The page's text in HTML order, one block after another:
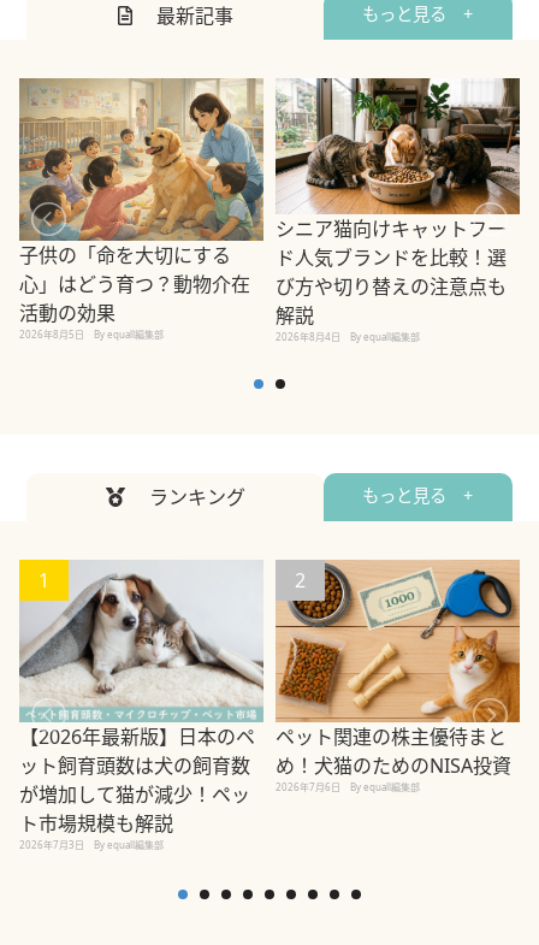
最新記事 もっと見る +
子供の「命を大切にする
心」はどう育つ？動物介在
活動の効果
2026年8月5日 By equall編集部
シニア猫向けキャットフー
ド人気ブランドを比較！選
び方や切り替えの注意点も
解説
2026年8月4日 By equall編集部
ランキング もっと見る +
1
【2026年最新版】日本のペ
ット飼育頭数は犬の飼育数
が増加して猫が減少！ペッ
ト市場規模も解説
2026年7月3日 By equall編集部
2
ペット関連の株主優待まと
め！犬猫のためのNISA投資
2026年7月6日 By equall編集部